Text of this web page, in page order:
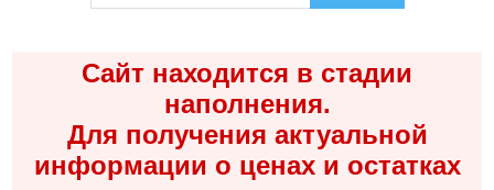
Сайт находится в стадии
наполнения.
Для получения актуальной
информации о ценах и остатках